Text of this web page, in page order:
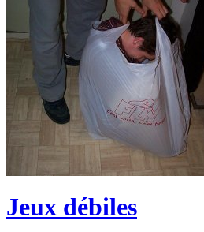
Jeux débiles